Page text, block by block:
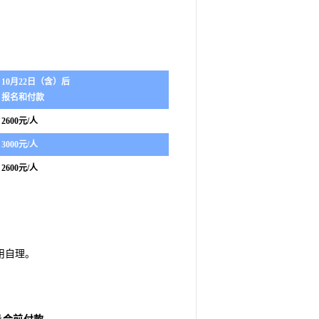
10月22日（含）后
报名和付款
2600元/人
3000元/人
2600元/人
自理。